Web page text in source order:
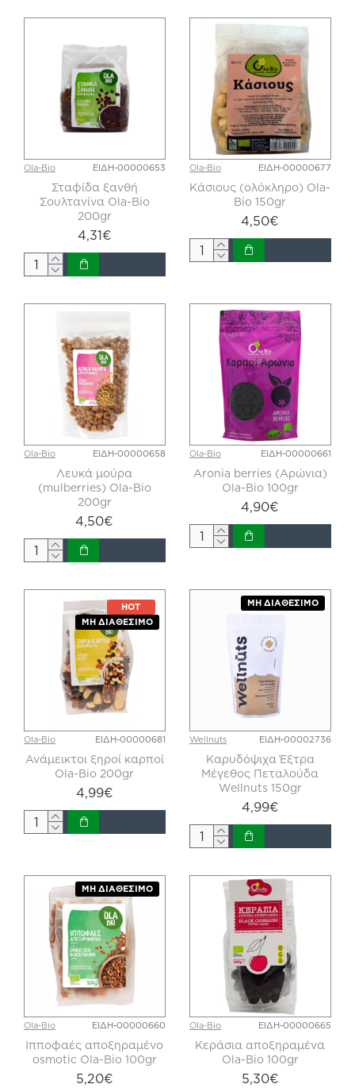
Ola-Bio ΕΙΔΗ-00000653
Σταφίδα ξανθή
Σουλτανίνα Ola-Bio
200gr
4,31€
Ola-Bio ΕΙΔΗ-00000677
Κάσιους (ολόκληρο) Ola-
Bio 150gr
4,50€
Ola-Bio ΕΙΔΗ-00000658
Λευκά μούρα
(mulberries) Ola-Bio
200gr
4,50€
Ola-Bio ΕΙΔΗ-00000661
Aronia berries (Αρώνια)
Ola-Bio 100gr
4,90€
HOT
ΜΗ ΔΙΑΘΈΣΙΜΟ
Ola-Bio ΕΙΔΗ-00000681
Ανάμεικτοι ξηροί καρποί
Ola-Bio 200gr
4,99€
ΜΗ ΔΙΑΘΈΣΙΜΟ
Wellnuts ΕΙΔΗ-00002736
Καρυδόψιχα Έξτρα
Μέγεθος Πεταλούδα
Wellnuts 150gr
4,99€
ΜΗ ΔΙΑΘΈΣΙΜΟ
Ola-Bio ΕΙΔΗ-00000660
Ιπποφαές αποξηραμένο
osmotic Ola-Bio 100gr
5,20€
Ola-Bio ΕΙΔΗ-00000665
Κεράσια αποξηραμένα
Ola-Bio 100gr
5,30€